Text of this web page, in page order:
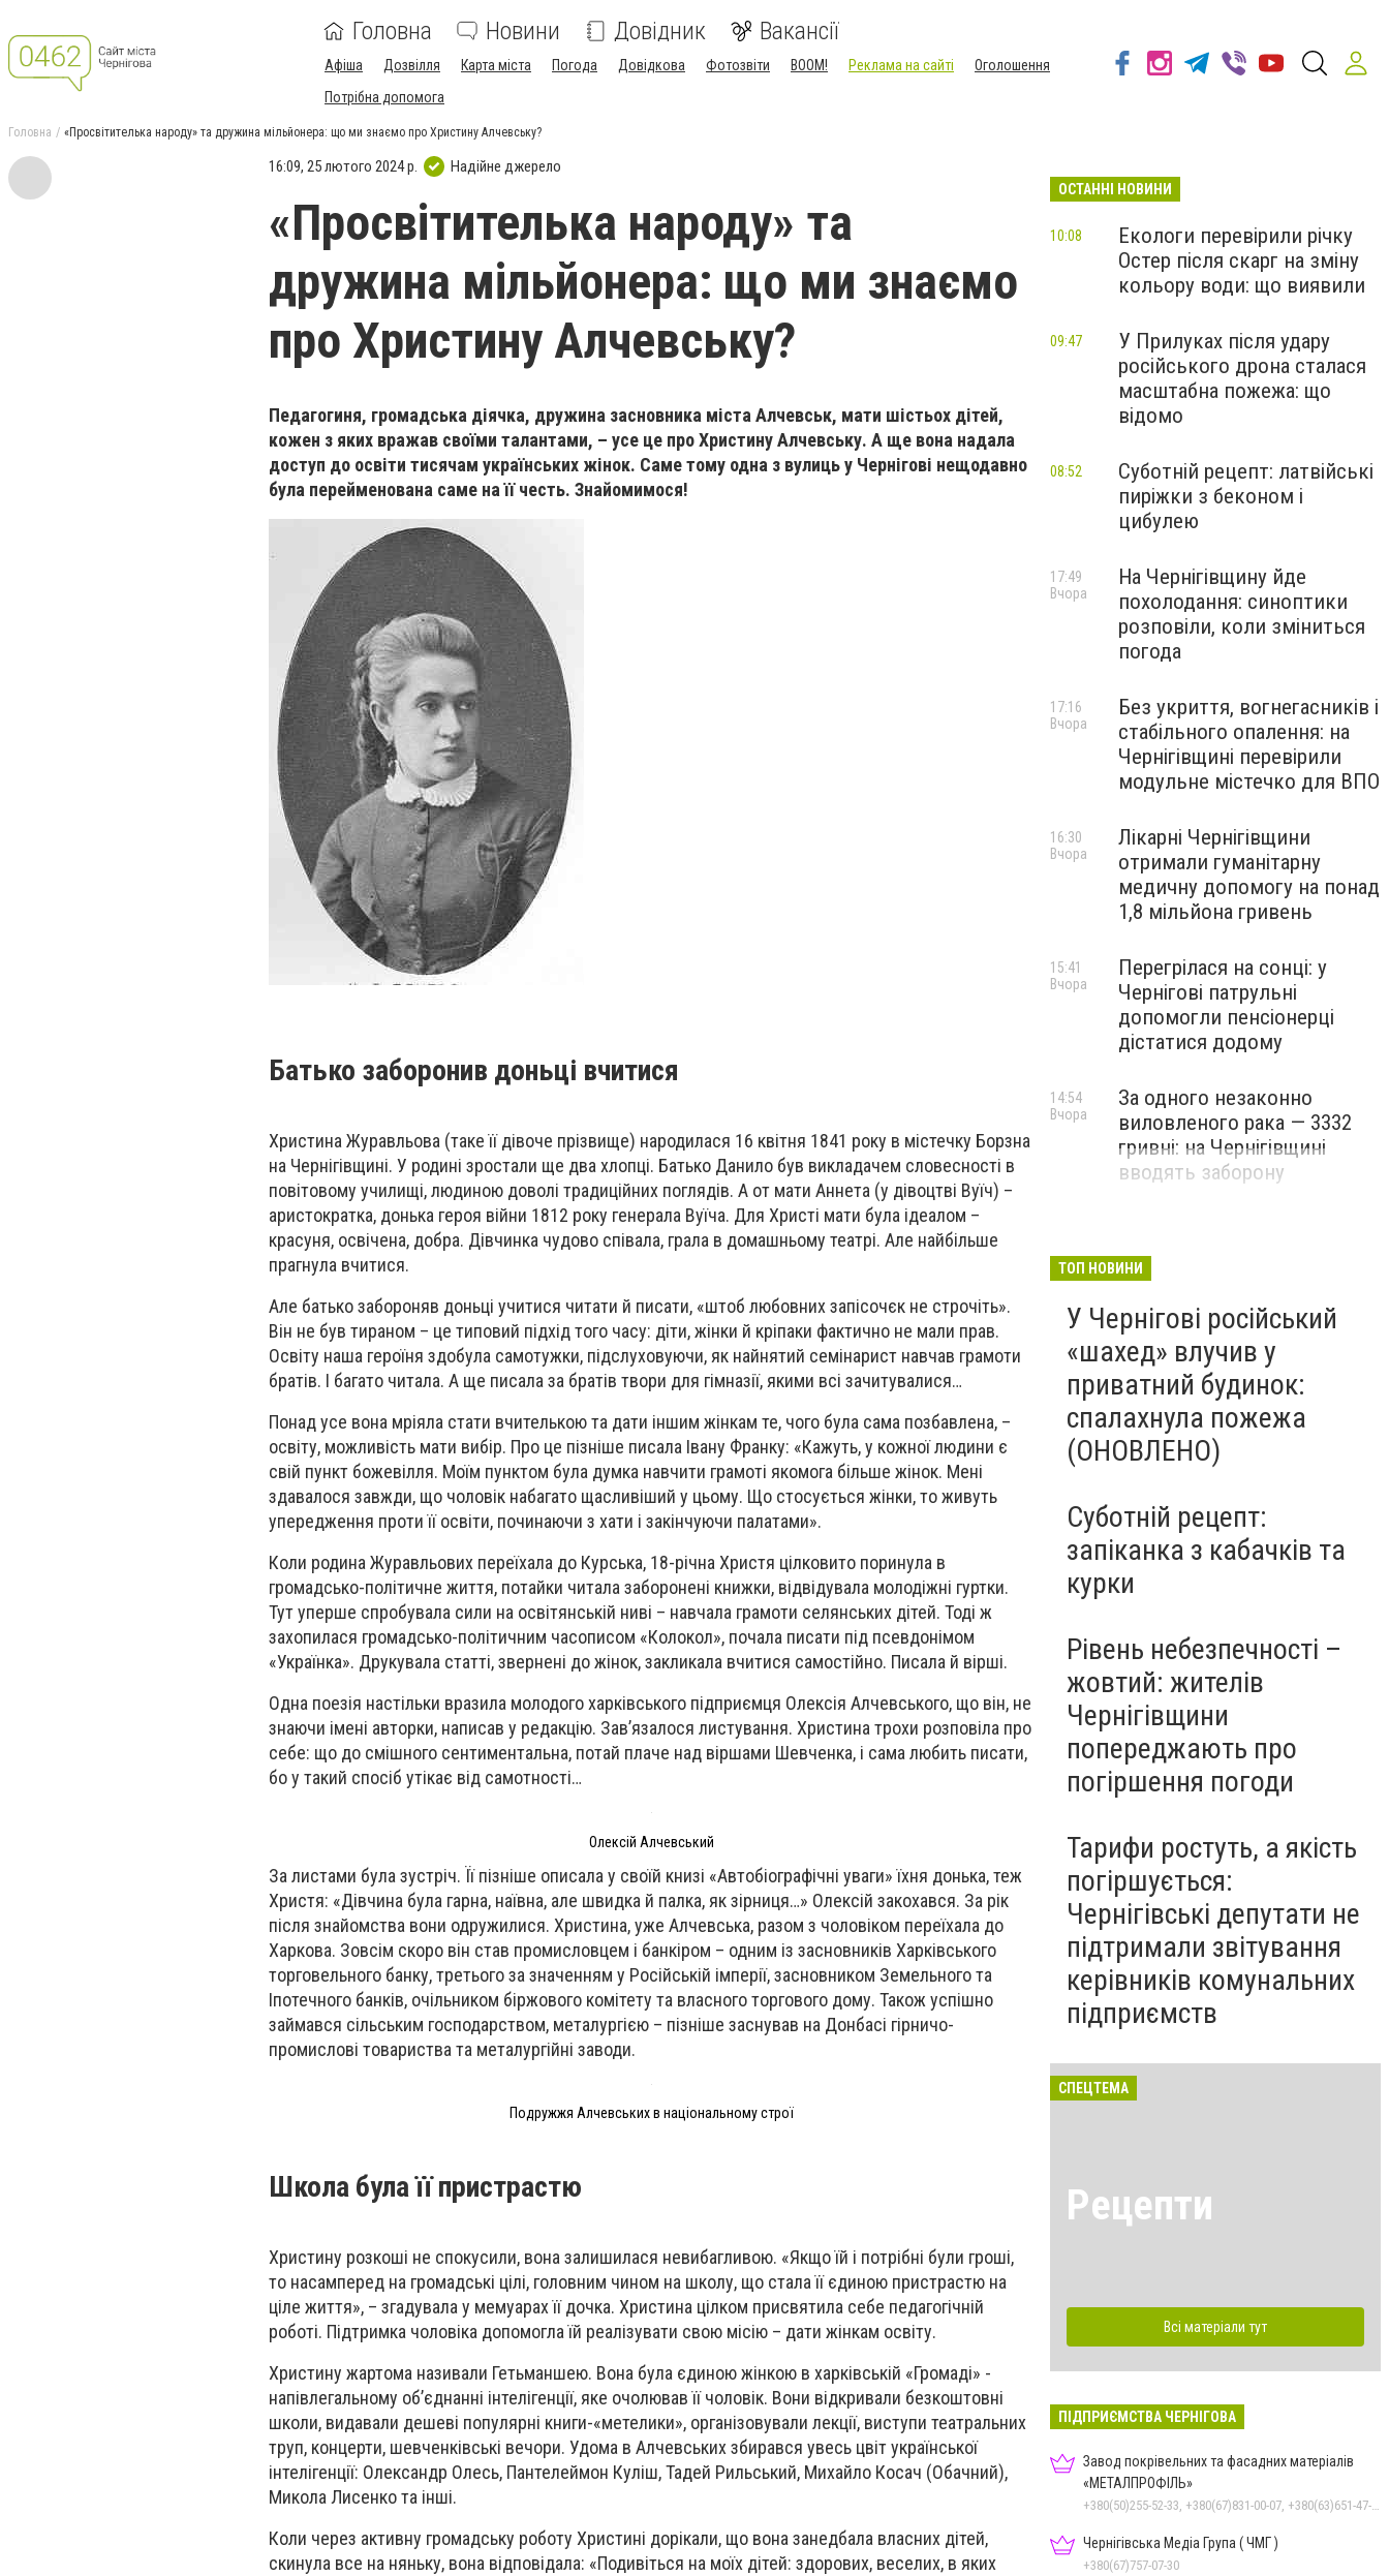
Головна Новини Довідник Вакансії
Афіша Дозвілля Карта міста Погода Довідкова Фотозвіти BOOM! Реклама на сайті
Оголошення
Потрібна допомога
Головна «Просвітителька народу» та дружина мільйонера: що ми знаємо про Христину Алчевську?
16:09, 25 лютого 2024 р. Надійне джерело
«Просвітителька народу» та
дружина мільйонера: що ми знаємо
про Христину Алчевську?
Педагогиня, громадська діячка, дружина засновника міста Алчевськ, мати шістьох дітей,
кожен з яких вражав своїми талантами, – усе це про Христину Алчевську. А ще вона надала
доступ до освіти тисячам українських жінок. Саме тому одна з вулиць у Чернігові нещодавно
була перейменована саме на її честь. Знайомимося!
Батько заборонив доньці вчитися
Христина Журавльова (таке її дівоче прізвище) народилася 16 квітня 1841 року в містечку Борзна
на Чернігівщині. У родині зростали ще два хлопці. Батько Данило був викладачем словесності в
повітовому училищі, людиною доволі традиційних поглядів. А от мати Аннета (у дівоцтві Вуїч) –
аристократка, донька героя війни 1812 року генерала Вуїча. Для Христі мати була ідеалом –
красуня, освічена, добра. Дівчинка чудово співала, грала в домашньому театрі. Але найбільше
прагнула вчитися.
Але батько забороняв доньці учитися читати й писати, «штоб любовних запісочєк не строчіть».
Він не був тираном – це типовий підхід того часу: діти, жінки й кріпаки фактично не мали прав.
Освіту наша героїня здобула самотужки, підслуховуючи, як найнятий семінарист навчав грамоти
братів. І багато читала. А ще писала за братів твори для гімназії, якими всі зачитувалися…
Понад усе вона мріяла стати вчителькою та дати іншим жінкам те, чого була сама позбавлена, –
освіту, можливість мати вибір. Про це пізніше писала Івану Франку: «Кажуть, у кожної людини є
свій пункт божевілля. Моїм пунктом була думка навчити грамоті якомога більше жінок. Мені
здавалося завжди, що чоловік набагато щасливіший у цьому. Що стосується жінки, то живуть
упередження проти її освіти, починаючи з хати і закінчуючи палатами».
Коли родина Журавльових переїхала до Курська, 18-річна Христя цілковито поринула в
громадсько-політичне життя, потайки читала заборонені книжки, відвідувала молодіжні гуртки.
Тут уперше спробувала сили на освітянській ниві – навчала грамоти селянських дітей. Тоді ж
захопилася громадсько-політичним часописом «Колокол», почала писати під псевдонімом
«Українка». Друкувала статті, звернені до жінок, закликала вчитися самостійно. Писала й вірші.
Одна поезія настільки вразила молодого харківського підприємця Олексія Алчевського, що він, не
знаючи імені авторки, написав у редакцію. Зав’язалося листування. Христина трохи розповіла про
себе: що до смішного сентиментальна, потай плаче над віршами Шевченка, і сама любить писати,
бо у такий спосіб утікає від самотності…
Олексій Алчевський
За листами була зустріч. Її пізніше описала у своїй книзі «Автобіографічні уваги» їхня донька, теж
Христя: «Дівчина була гарна, наївна, але швидка й палка, як зірниця…» Олексій закохався. За рік
після знайомства вони одружилися. Христина, уже Алчевська, разом з чоловіком переїхала до
Харкова. Зовсім скоро він став промисловцем і банкіром – одним із засновників Харківського
торговельного банку, третього за значенням у Російській імперії, засновником Земельного та
Іпотечного банків, очільником біржового комітету та власного торгового дому. Також успішно
займався сільським господарством, металургією – пізніше заснував на Донбасі гірничо-
промислові товариства та металургійні заводи.
Подружжя Алчевських в національному строї
Школа була її пристрастю
Христину розкоші не спокусили, вона залишилася невибагливою. «Якщо їй і потрібні були гроші,
то насамперед на громадські цілі, головним чином на школу, що стала її єдиною пристрастю на
ціле життя», – згадувала у мемуарах її дочка. Христина цілком присвятила себе педагогічній
роботі. Підтримка чоловіка допомогла їй реалізувати свою місію – дати жінкам освіту.
Христину жартома називали Гетьманшею. Вона була єдиною жінкою в харківській «Громаді» -
напівлегальному об’єднанні інтелігенції, яке очолював її чоловік. Вони відкривали безкоштовні
школи, видавали дешеві популярні книги-«метелики», організовували лекції, виступи театральних
труп, концерти, шевченківські вечори. Удома в Алчевських збирався увесь цвіт української
інтелігенції: Олександр Олесь, Пантелеймон Куліш, Тадей Рильський, Михайло Косач (Обачний),
Микола Лисенко та інші.
Коли через активну громадську роботу Христині дорікали, що вона занедбала власних дітей,
скинула все на няньку, вона відповідала: «Подивіться на моїх дітей: здорових, веселих, в яких
ОСТАННІ НОВИНИ
Екологи перевірили річку
Остер після скарг на зміну
кольору води: що виявили
10:08
У Прилуках після удару
російського дрона сталася
масштабна пожежа: що
відомо
09:47
Суботній рецепт: латвійські
пиріжки з беконом і
цибулею
08:52
На Чернігівщину йде
похолодання: синоптики
розповіли, коли зміниться
погода
17:49
Вчора
Без укриття, вогнегасників і
стабільного опалення: на
Чернігівщині перевірили
модульне містечко для ВПО
17:16
Вчора
Лікарні Чернігівщини
отримали гуманітарну
медичну допомогу на понад
1,8 мільйона гривень
16:30
Вчора
Перегрілася на сонці: у
Чернігові патрульні
допомогли пенсіонерці
дістатися додому
15:41
Вчора
За одного незаконно
виловленого рака — 3332
гривні: на Чернігівщині
вводять заборону
14:54
Вчора
ТОП НОВИНИ
У Чернігові російський
«шахед» влучив у
приватний будинок:
спалахнула пожежа
(ОНОВЛЕНО)
Суботній рецепт:
запіканка з кабачків та
курки
Рівень небезпечності –
жовтий: жителів
Чернігівщини
попереджають про
погіршення погоди
Тарифи ростуть, а якість
погіршується:
Чернігівські депутати не
підтримали звітування
керівників комунальних
підприємств
СПЕЦТЕМА
Рецепти
Всі матеріали тут
ПІДПРИЄМСТВА ЧЕРНІГОВА
Завод покрівельних та фасадних матеріалів
«МЕТАЛПРОФІЛЬ»
Чернігівська Медіа Група ( ЧМГ )
+380(67)757-07-30